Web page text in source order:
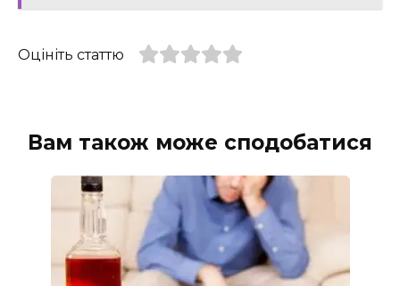
Оцініть статтю
Вам також може сподобатися